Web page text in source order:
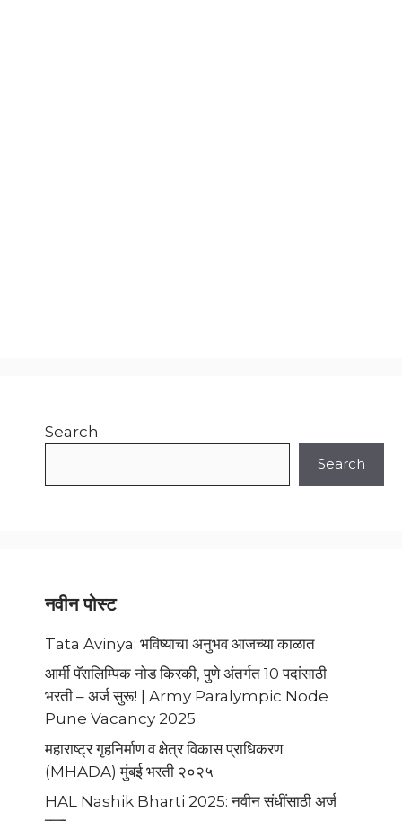
Search
Search
नवीन पोस्ट
Tata Avinya: भविष्याचा अनुभव आजच्या काळात
आर्मी पॅरालिम्पिक नोड किरकी, पुणे अंतर्गत 10 पदांसाठी
भरती – अर्ज सुरू! | Army Paralympic Node
Pune Vacancy 2025
महाराष्ट्र गृहनिर्माण व क्षेत्र विकास प्राधिकरण
(MHADA) मुंबई भरती २०२५
HAL Nashik Bharti 2025: नवीन संधींसाठी अर्ज